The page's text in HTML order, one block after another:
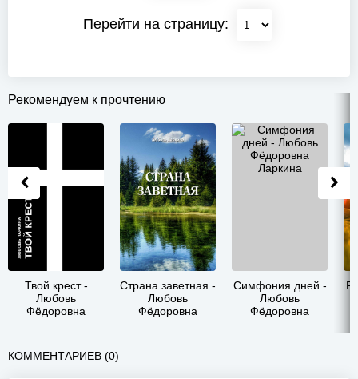
Перейти на страницу:
Рекомендуем к прочтению
Твой крест -
Любовь
Фёдоровна
Страна заветная -
Любовь
Фёдоровна
Симфония дней -
Любовь
Фёдоровна
КОММЕНТАРИЕВ (0)